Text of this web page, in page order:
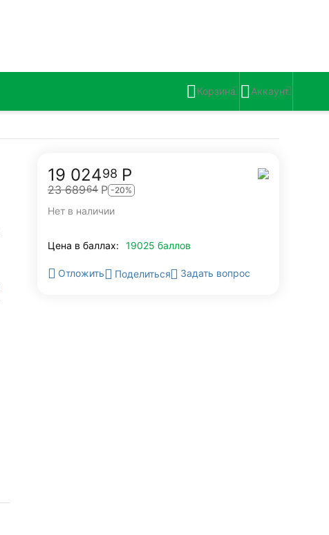
Корзина Аккаунт
19 02498 Р
23 68964 Р -20%
Нет в наличии
Цена в баллах: 19025 баллов
Отложить Поделиться Задать вопрос